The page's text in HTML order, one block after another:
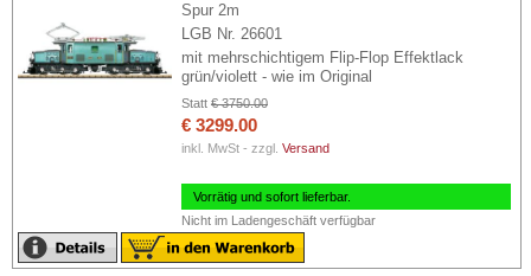
Spur 2m
LGB Nr. 26601
mit mehrschichtigem Flip-Flop Effektlack
grün/violett - wie im Original
Statt € 3750.00
€ 3299.00
inkl. MwSt - zzgl. Versand
Vorrätig und sofort lieferbar.
Nicht im Ladengeschäft verfügbar